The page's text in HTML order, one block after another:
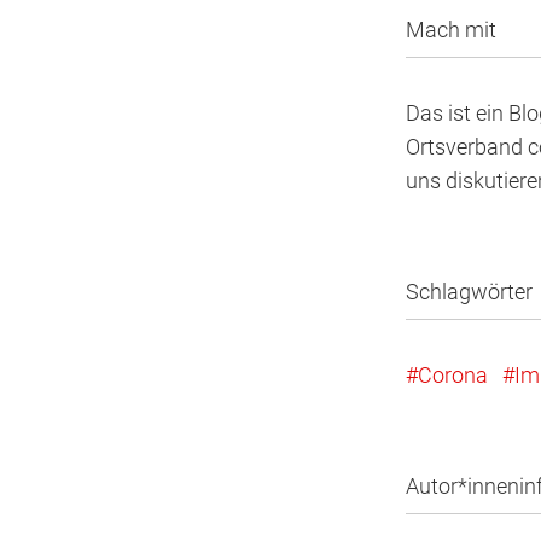
Mach mit
Das ist ein
Ortsverband
uns
Schlagwörter
Corona